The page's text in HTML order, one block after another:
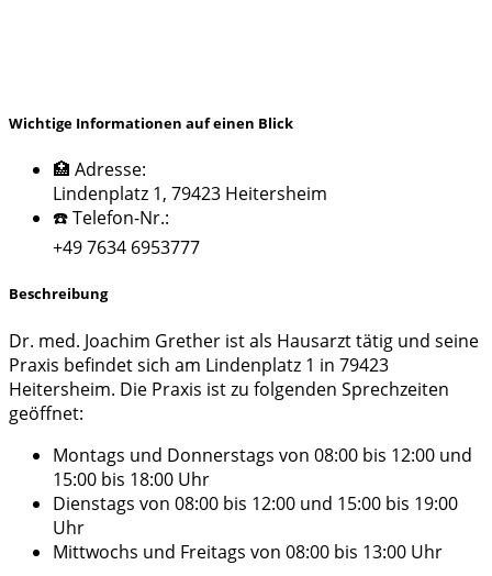
Wichtige Informationen auf einen Blick
🏥 Adresse:
Lindenplatz 1, 79423 Heitersheim
☎️ Telefon-Nr.:
+49 7634 6953777
Beschreibung
Dr. med. Joachim Grether ist als Hausarzt tätig und seine
Praxis befindet sich am Lindenplatz 1 in 79423
Heitersheim. Die Praxis ist zu folgenden Sprechzeiten
geöffnet:
Montags und Donnerstags von 08:00 bis 12:00 und
15:00 bis 18:00 Uhr
Dienstags von 08:00 bis 12:00 und 15:00 bis 19:00
Uhr
Mittwochs und Freitags von 08:00 bis 13:00 Uhr